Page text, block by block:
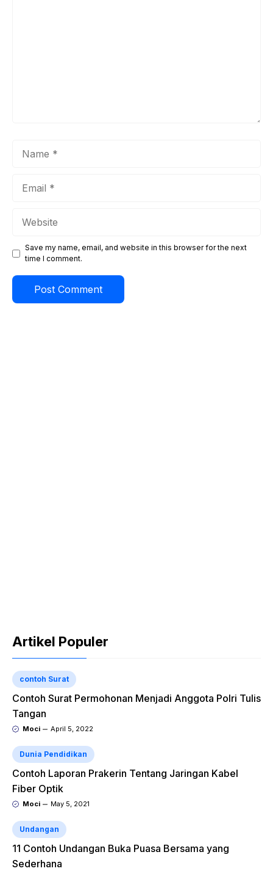
Save my name, email, and website in this browser for the next
time I comment.
Artikel Populer
contoh Surat
Contoh Surat Permohonan Menjadi Anggota Polri Tulis
Tangan
Moci April 5, 2022
Dunia Pendidikan
Contoh Laporan Prakerin Tentang Jaringan Kabel
Fiber Optik
Moci May 5, 2021
Undangan
11 Contoh Undangan Buka Puasa Bersama yang
Sederhana